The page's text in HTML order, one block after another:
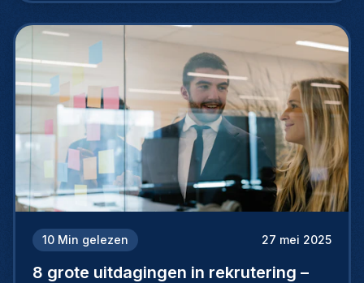
10 Min gelezen 27 mei 2025
8 grote uitdagingen in rekrutering –